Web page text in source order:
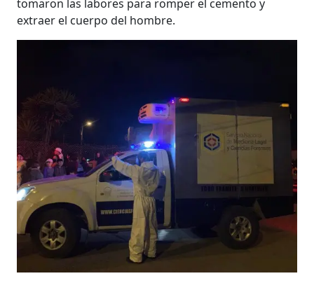
tomaron las labores para romper el cemento y
extraer el cuerpo del hombre.